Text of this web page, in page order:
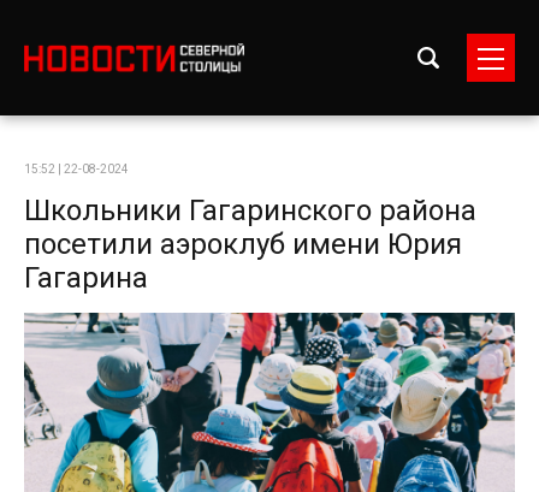
15:52 | 22-08-2024
Школьники Гагаринского района
посетили аэроклуб имени Юрия
Гагарина